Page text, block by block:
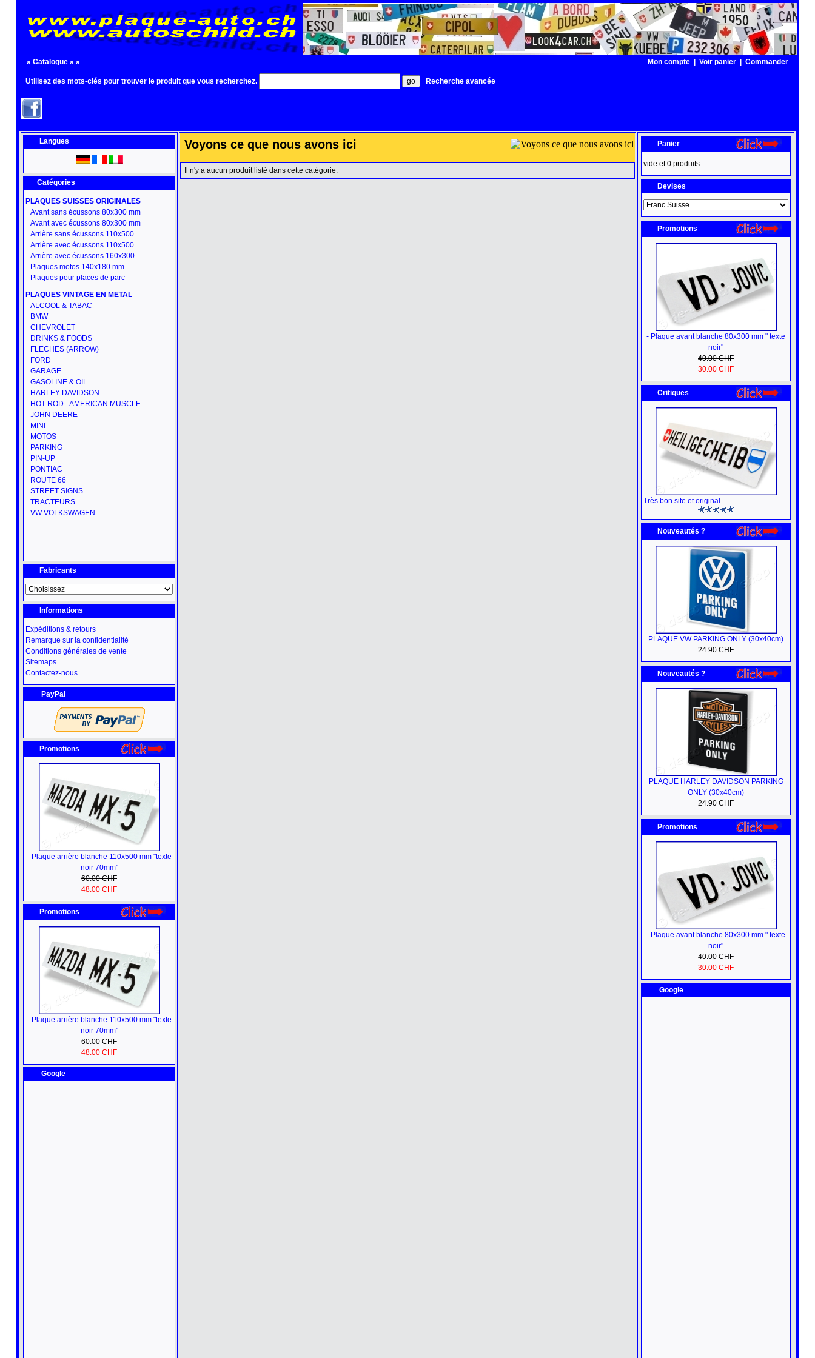
» Catalogue » » Mon compte Voir panier Commander
Utilisez des mots-clés pour trouver le produit que vous recherchez. Recherche avancée
Langues
Catégories
PLAQUES SUISSES ORIGINALES
Avant sans écussons 80x300 mm
Avant avec écussons 80x300 mm
Arrière sans écussons 110x500
Arrière avec écussons 110x500
Arrière avec écussons 160x300
Plaques motos 140x180 mm
Plaques pour places de parc
PLAQUES VINTAGE EN METAL
ALCOOL & TABAC
BMW
CHEVROLET
DRINKS & FOODS
FLECHES (ARROW)
FORD
GARAGE
GASOLINE & OIL
HARLEY DAVIDSON
HOT ROD - AMERICAN MUSCLE
JOHN DEERE
MINI
MOTOS
PARKING
PIN-UP
PONTIAC
ROUTE 66
STREET SIGNS
TRACTEURS
VW VOLKSWAGEN
Fabricants
Informations
Expéditions & retours
Remarque sur la confidentialité
Conditions générales de vente
Sitemaps
Contactez-nous
PayPal
Promotions
- Plaque arrière blanche 110x500 mm "texte
noir 70mm"
60.00 CHF
48.00 CHF
Promotions
- Plaque arrière blanche 110x500 mm "texte
noir 70mm"
60.00 CHF
48.00 CHF
Google
Voyons ce que nous avons ici
Il n'y a aucun produit listé dans cette catégorie.
Panier
vide et 0 produits
Devises
Promotions
- Plaque avant blanche 80x300 mm " texte
noir"
40.00 CHF
30.00 CHF
Critiques
Très bon site et original. ..
Nouveautés ?
PLAQUE VW PARKING ONLY (30x40cm)
24.90 CHF
Nouveautés ?
PLAQUE HARLEY DAVIDSON PARKING
ONLY (30x40cm)
24.90 CHF
Promotions
- Plaque avant blanche 80x300 mm " texte
noir"
40.00 CHF
30.00 CHF
Google